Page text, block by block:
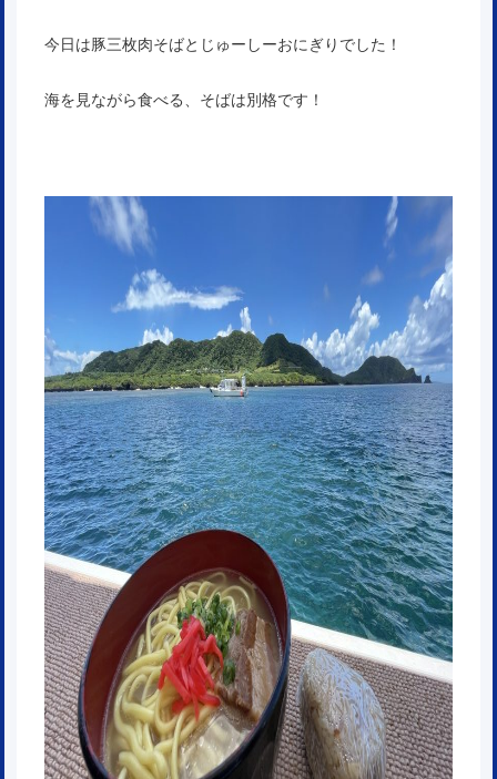
今日は豚三枚肉そばとじゅーしーおにぎりでした！
海を見ながら食べる、そばは別格です！